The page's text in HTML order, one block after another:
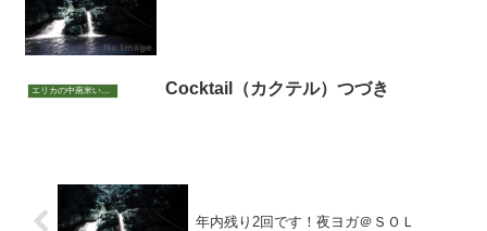
エリカの中南米いまむかし Cocktail（カクテル）つづき
年内残り2回です！夜ヨガ＠ＳＯＬ